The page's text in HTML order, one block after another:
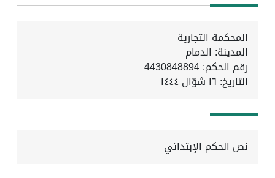
المحكمة التجارية
المدينة: الدمام
رقم الحكم: 4430848894
التاريخ: ١٦ شوّال ١٤٤٤
نص الحكم الإبتدائي